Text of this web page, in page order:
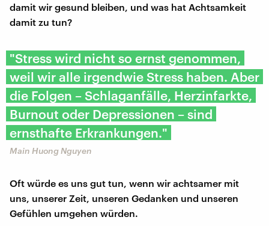
damit wir gesund bleiben, und was hat Achtsamkeit
damit zu tun?
"Stress wird nicht so ernst genommen,
weil wir alle irgendwie Stress haben. Aber
die Folgen – Schlaganfälle, Herzinfarkte,
Burnout oder Depressionen – sind
ernsthafte Erkrankungen."
Main Huong Nguyen
Oft würde es uns gut tun, wenn wir achtsamer mit
uns, unserer Zeit, unseren Gedanken und unseren
Gefühlen umgehen würden.